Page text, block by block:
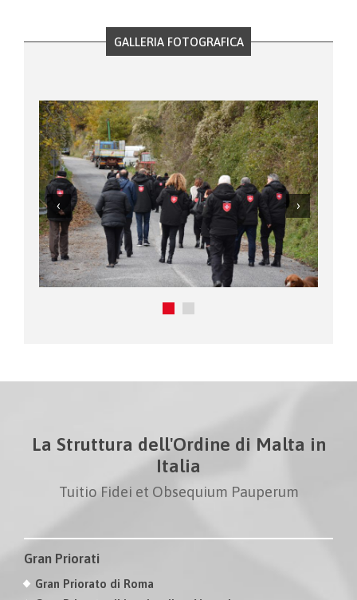
GALLERIA FOTOGRAFICA
La Struttura dell'Ordine di Malta in
Italia
Tuitio Fidei et Obsequium Pauperum
Gran Priorati
Gran Priorato di Roma